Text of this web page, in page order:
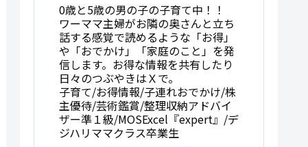
0歳と5歳の男の子の子育て中！！
ワーママ主婦がお隣の奥さんと立ち
話する感覚で読めるような「お得」
や「おでかけ」「家庭のこと」を発
信します。お得な情報を共有したり
日々のつぶやきはＸで。
子育て/お得情報/子連れおでかけ/株
主優待/芸術鑑賞/整理収納アドバイ
ザー準１級/MOSExcel『expert』/デ
ジハリママクラス卒業生